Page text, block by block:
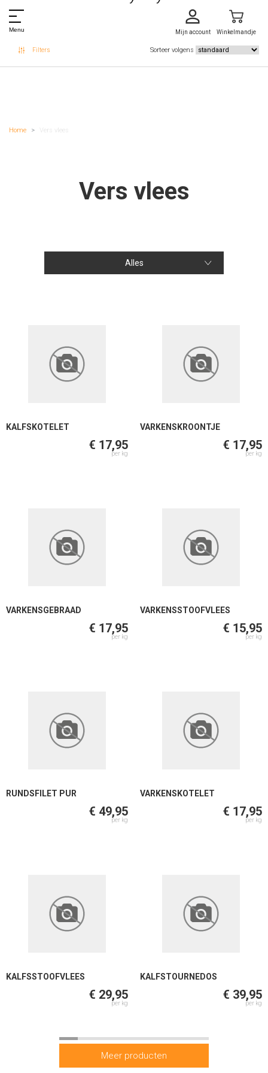
Menu Mijn account Winkelmandje
Filters
Vis Selderij Mosterd
Sorteer volgens
Home Vers vlees
Vers vlees
Alles
KALFSKOTELET
€ 17,95
per kg
VARKENSKROONTJE
€ 17,95
per kg
VARKENSGEBRAAD
€ 17,95
per kg
VARKENSSTOOFVLEES
€ 15,95
per kg
RUNDSFILET PUR
€ 49,95
per kg
VARKENSKOTELET
€ 17,95
per kg
KALFSSTOOFVLEES
€ 29,95
per kg
KALFSTOURNEDOS
€ 39,95
per kg